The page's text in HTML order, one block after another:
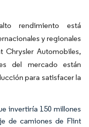
rendimiento está
y regionales
Chrysler Automobiles,
del mercado están
para satisfacer la
invertiría 150 millones
de camiones de Flint